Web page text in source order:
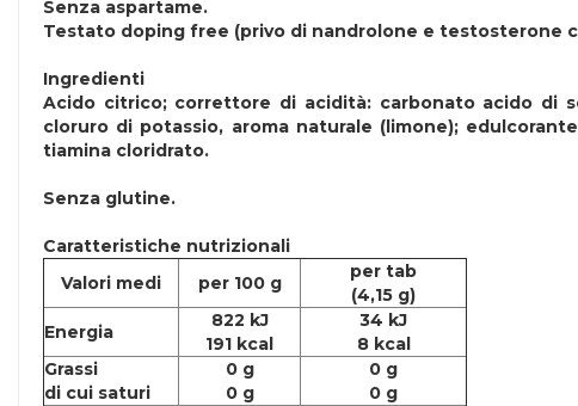
Senza aspartame.
Testato doping free (privo di nandrolone e testosterone
Ingredienti
Acido citrico; correttore di acidità: carbonato acido di
cloruro di potassio, aroma naturale (limone);
tiamina cloridrato.
Senza glutine.
Caratteristiche nutrizionali
Valori medi
per 100 g
per tab
(4,15 g)
Energia
822 kJ
191 kcal
34 kJ
8 kcal
Grassi
di cui saturi
0 g
0 g
0 g
0 g